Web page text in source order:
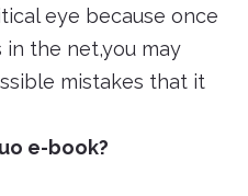
eye because once
the net,you may
mistakes that it
e-book?